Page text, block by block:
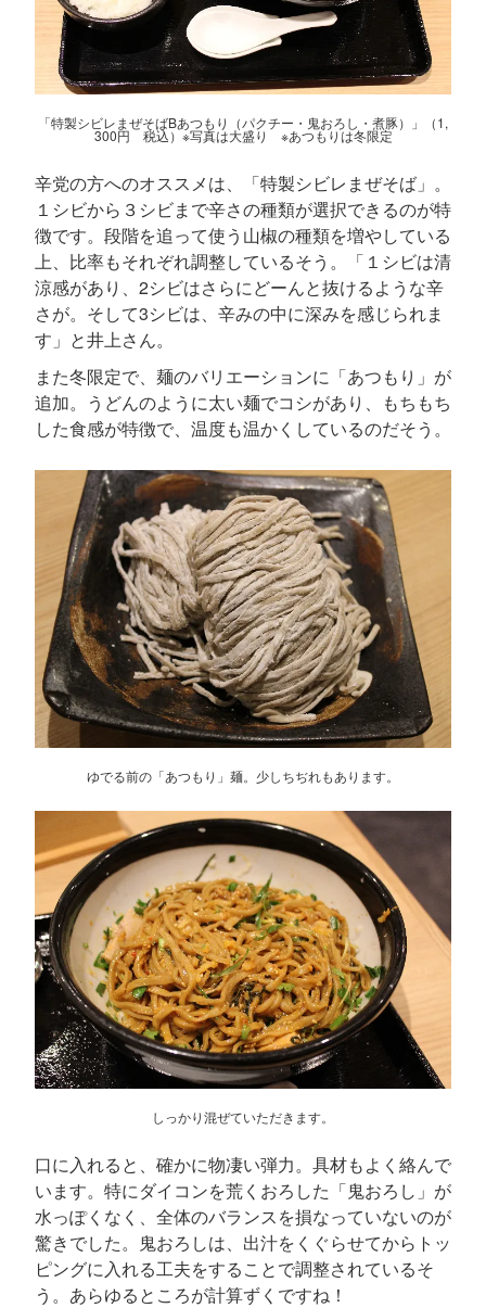
「特製シビレまぜそばBあつもり（パクチー・鬼おろし・煮豚）」（1,
300円 税込）※写真は大盛り ※あつもりは冬限定
辛党の方へのオススメは、「特製シビレまぜそば」。
１シビから３シビまで辛さの種類が選択できるのが特
徴です。段階を追って使う山椒の種類を増やしている
上、比率もそれぞれ調整しているそう。「１シビは清
涼感があり、2シビはさらにどーんと抜けるような辛
さが。そして3シビは、辛みの中に深みを感じられま
す」と井上さん。
また冬限定で、麺のバリエーションに「あつもり」が
追加。うどんのように太い麺でコシがあり、もちもち
した食感が特徴で、温度も温かくしているのだそう。
ゆでる前の「あつもり」麺。少しちぢれもあります。
しっかり混ぜていただきます。
口に入れると、確かに物凄い弾力。具材もよく絡んで
います。特にダイコンを荒くおろした「鬼おろし」が
水っぽくなく、全体のバランスを損なっていないのが
驚きでした。鬼おろしは、出汁をくぐらせてからトッ
ピングに入れる工夫をすることで調整されているそ
う。あらゆるところが計算ずくですね！